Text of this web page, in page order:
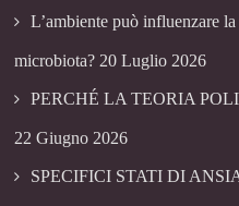
L’ambiente può influenzare
microbiota? 20 Luglio 2026
PERCHÉ LA TEORIA
22 Giugno 2026
SPECIFICI STATI DI